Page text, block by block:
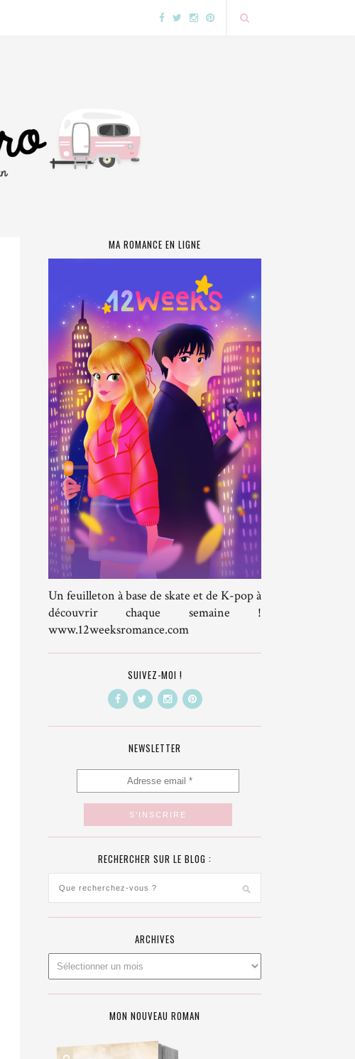
MA ROMANCE EN LIGNE
Un feuilleton à base de skate et de K-pop à
découvrir chaque semaine !
www.12weeksromance.com
SUIVEZ-MOI !
NEWSLETTER
RECHERCHER SUR LE BLOG :
ARCHIVES
MON NOUVEAU ROMAN